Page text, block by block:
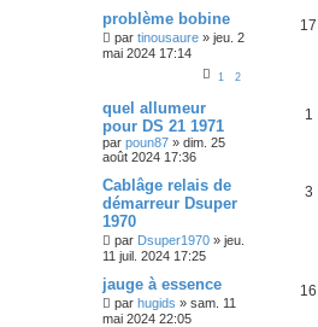
problème bobine
par tinousaure » jeu. 2
mai 2024 17:14
1 2
17
quel allumeur
pour DS 21 1971
par poun87 » dim. 25
août 2024 17:36
1
Cablâge relais de
démarreur Dsuper
1970
par Dsuper1970 » jeu.
11 juil. 2024 17:25
3
jauge à essence
par hugids » sam. 11
mai 2024 22:05
16